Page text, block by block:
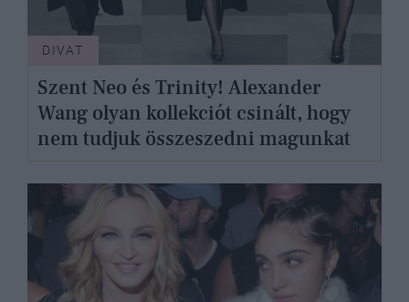
DIVAT
Szent Neo és Trinity! Alexander
Wang olyan kollekciót csinált, hogy
nem tudjuk összeszedni magunkat